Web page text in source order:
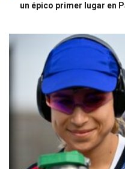
un épico primer lugar en